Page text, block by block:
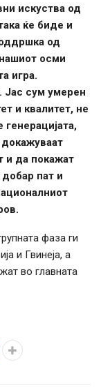
искуства од
ќе биде и
од
осми
игра.
Јас сум умерен
и квалитет, не
и да покажат
пат и
фаза ги
и Гвинеја, а
во главната